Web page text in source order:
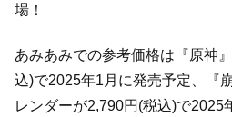
場！
あみあみでの参考価格は『原神
込)で2025年1月に発売予定、『
レンダーが2,790円(税込)で2025